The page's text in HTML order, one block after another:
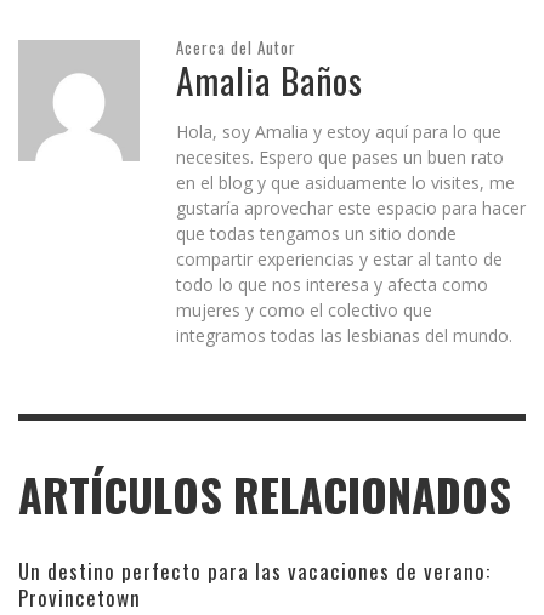
Acerca del Autor
Amalia Baños
Hola, soy Amalia y estoy aquí para lo que
necesites. Espero que pases un buen rato
en el blog y que asiduamente lo visites, me
gustaría aprovechar este espacio para hacer
que todas tengamos un sitio donde
compartir experiencias y estar al tanto de
todo lo que nos interesa y afecta como
mujeres y como el colectivo que
integramos todas las lesbianas del mundo.
ARTÍCULOS RELACIONADOS
Un destino perfecto para las vacaciones de verano:
Provincetown